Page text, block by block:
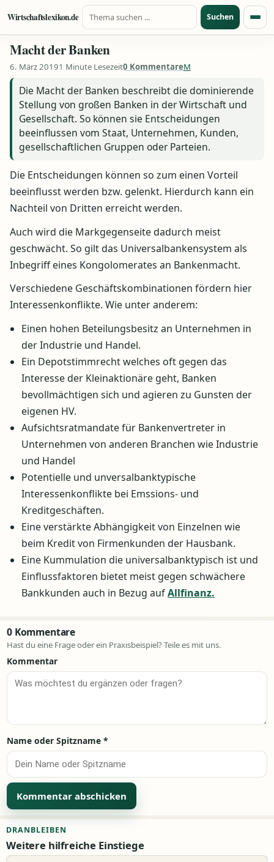
Zum Inhalt springen
Wirtschaftslexikon.de
Suche nach:
Suchen
Macht der Banken
6. März 20191 Minute Lesezeit0 KommentareM
Die Macht der Banken beschreibt die dominierende
Stellung von großen Banken in der Wirtschaft und
Gesellschaft. So können sie Entscheidungen
beeinflussen vom Staat, Unternehmen, Kunden,
gesellschaftlichen Gruppen oder Parteien.
Die Entscheidungen können so zum einen Vorteil
beeinflusst werden bzw. gelenkt. Hierdurch kann ein
Nachteil von Dritten erreicht werden.
Auch wird die Markgegenseite dadurch meist
geschwächt. So gilt das Universalbankensystem als
Inbegriff eines Kongolomerates an Bankenmacht.
Verschiedene Geschäftskombinationen fördern hier
Interessenkonflikte. Wie unter anderem:
Einen hohen Beteilungsbesitz an Unternehmen in
der Industrie und Handel.
Ein Depotstimmrecht welches oft gegen das
Interesse der Kleinaktionäre geht, Banken
bevollmächtigen sich und agieren zu Gunsten der
eigenen HV.
Aufsichtsratmandate für Bankenvertreter in
Unternehmen von anderen Branchen wie Industrie
und Handel
Potentielle und unversalbanktypische
Interessenkonflikte bei Emssions- und
Kreditgeschäften.
Eine verstärkte Abhängigkeit von Einzelnen wie
beim Kredit von Firmenkunden der Hausbank.
Eine Kummulation die universalbanktypisch ist und
Einflussfaktoren bietet meist gegen schwächere
Bankkunden auch in Bezug aufAllfinanz.
0 Kommentare
Hast du eine Frage oder ein Praxisbeispiel? Teile es mit uns.
Kommentar
Name oder Spitzname *
DRANBLEIBEN
Weitere hilfreiche Einstiege